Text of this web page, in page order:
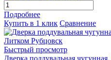
Подробнее
Купить в 1 клик Сравнение
Быстрый просмотр
Дверка поддувальная